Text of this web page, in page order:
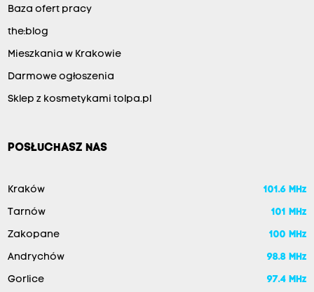
Baza ofert pracy
the:blog
Mieszkania w Krakowie
Darmowe ogłoszenia
Sklep z kosmetykami tolpa.pl
POSŁUCHASZ NAS
Kraków 101.6 MHz
Tarnów 101 MHz
Zakopane 100 MHz
Andrychów 98.8 MHz
Gorlice 97.4 MHz